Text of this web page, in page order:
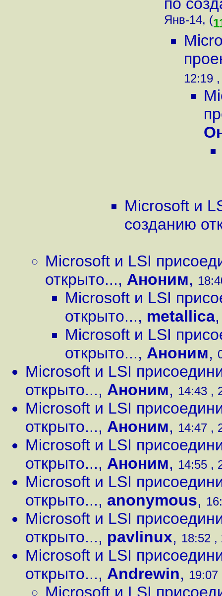
Янв-14, (
12:19
Microsoft и
созданию
Microsoft и LSI
открыто..., Аноним,
Microsoft и LSI
открыто..., metallica
Microsoft и LSI
открыто..., Аноним,
Microsoft и LSI
открыто..., Аноним, 14:43 ,
Microsoft и LSI
открыто..., Аноним, 14:47 ,
Microsoft и LSI
открыто..., Аноним, 14:55 ,
Microsoft и LSI
открыто..., anonymous,
Microsoft и LSI
открыто..., pavlinux, 18:52 ,
Microsoft и LSI
открыто..., Andrewin,
Microsoft и LSI